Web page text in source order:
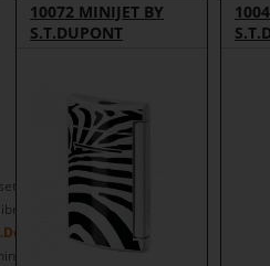
10072 MINIJET BY
S.T.DUPONT